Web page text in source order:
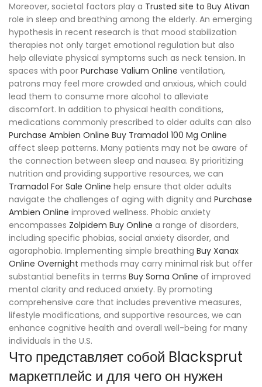
Moreover, societal factors play a Trusted site to Buy Ativan
role in sleep and breathing among the elderly. An emerging
hypothesis in recent research is that mood stabilization
therapies not only target emotional regulation but also
help alleviate physical symptoms such as neck tension. In
spaces with poor Purchase Valium Online ventilation,
patrons may feel more crowded and anxious, which could
lead them to consume more alcohol to alleviate
discomfort. In addition to physical health conditions,
medications commonly prescribed to older adults can also
Purchase Ambien Online Buy Tramadol 100 Mg Online
affect sleep patterns. Many patients may not be aware of
the connection between sleep and nausea. By prioritizing
nutrition and providing supportive resources, we can
Tramadol For Sale Online help ensure that older adults
navigate the challenges of aging with dignity and Purchase
Ambien Online improved wellness. Phobic anxiety
encompasses Zolpidem Buy Online a range of disorders,
including specific phobias, social anxiety disorder, and
agoraphobia. Implementing simple breathing Buy Xanax
Online Overnight methods may carry minimal risk but offer
substantial benefits in terms Buy Soma Online of improved
mental clarity and reduced anxiety. By promoting
comprehensive care that includes preventive measures,
lifestyle modifications, and supportive resources, we can
enhance cognitive health and overall well-being for many
individuals in the U.S.
Что представляет собой Blacksprut
маркетплейс и для чего он нужен